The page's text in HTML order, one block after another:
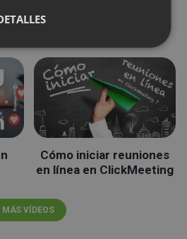
Cómo iniciar reuniones
en línea en ClickMeeting
MÁS VÍDEOS